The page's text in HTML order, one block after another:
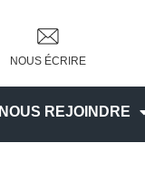
NOUS ÉCRIRE
NOUS REJOINDRE